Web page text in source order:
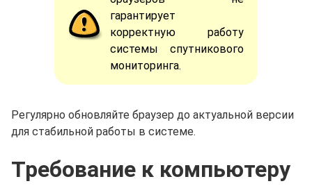
гарантирует
корректную работу
системы спутникового
мониторинга.
Регулярно обновляйте браузер до актуальной версии
для стабильной работы в системе.
Требование к компьютеру